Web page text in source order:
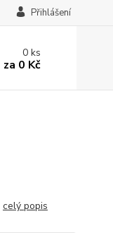
Přihlášení
0ks
za 0 Kč
celý popis